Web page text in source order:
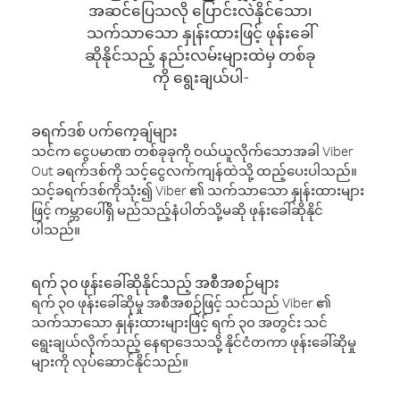
အဆင်ပြေသလို ပြောင်းလဲနိုင်သော၊
သက်သာသော နှုန်းထားဖြင့် ဖုန်းခေါ်
ဆိုနိုင်သည့် နည်းလမ်းများထဲမှ တစ်ခု
ကို ရွေးချယ်ပါ-
ခရက်ဒစ် ပက်ကေ့ချ်များ
သင်က ငွေပမာဏ တစ်ခုခုကို ဝယ်ယူလိုက်သောအခါ Viber
Out ခရက်ဒစ်ကို သင့်ငွေလက်ကျန်ထဲသို့ ထည့်ပေးပါသည်။
သင့်ခရက်ဒစ်ကိုသုံး၍ Viber ၏ သက်သာသော နှုန်းထားများ
ဖြင့် ကမ္ဘာပေါ်ရှိ မည်သည့်နံပါတ်သို့မဆို ဖုန်းခေါ်ဆိုနိုင်
ပါသည်။
ရက် ၃၀ ဖုန်းခေါ်ဆိုနိုင်သည့် အစီအစဉ်များ
ရက် ၃၀ ဖုန်းခေါ်ဆိုမှု အစီအစဉ်ဖြင့် သင်သည် Viber ၏
သက်သာသော နှုန်းထားများဖြင့် ရက် ၃၀ အတွင်း သင်
ရွေးချယ်လိုက်သည့် နေရာဒေသသို့ နိုင်ငံတကာ ဖုန်းခေါ်ဆိုမှု
များကို လုပ်ဆောင်နိုင်သည်။